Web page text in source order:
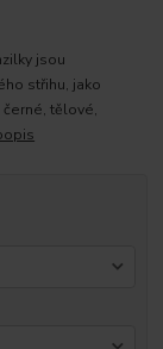
jsou
střihu, jako
tělové,